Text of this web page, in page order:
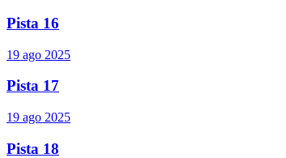
Pista 16
19 ago 2025
Pista 17
19 ago 2025
Pista 18